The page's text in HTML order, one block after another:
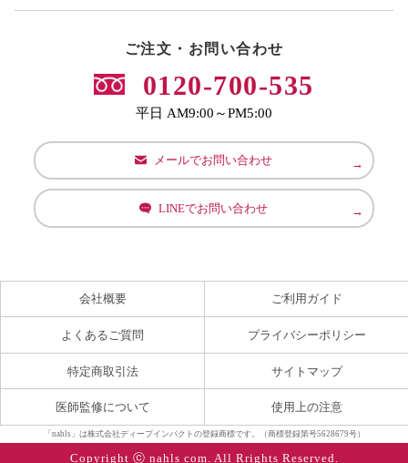
ご注文・お問い合わせ
0120-700-535
平日 AM9:00～PM5:00
メールでお問い合わせ
LINEでお問い合わせ
会社概要 ご利用ガイド
よくあるご質問 プライバシーポリシー
特定商取引法 サイトマップ
医師監修について 使用上の注意
「nahls」は株式会社ディープインパクトの登録商標です。（商標登録第号5628679号）
Copyright ⓒ nahls com. All Rrights Reserved.